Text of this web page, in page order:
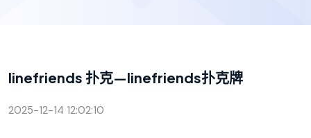
linefriends 扑克—linefriends扑克牌
2025-12-14 12:02:10